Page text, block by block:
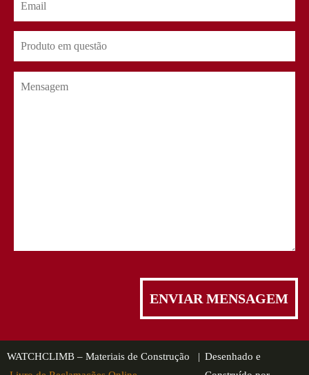
WATCHCLIMB – Materiais de Construção | Desenhado e